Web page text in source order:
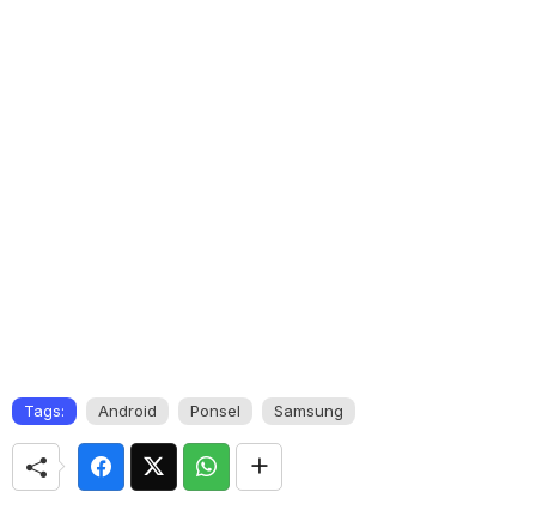
Tags: Android Ponsel Samsung